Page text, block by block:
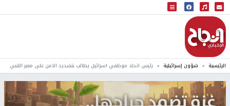
البث المباشر
إذاعة النجاح
الرئيسية شؤون إسرائيلية رئيس اتحاد موظفي اسرائيل يطالب بتشديد الامن على معبر اللنبي